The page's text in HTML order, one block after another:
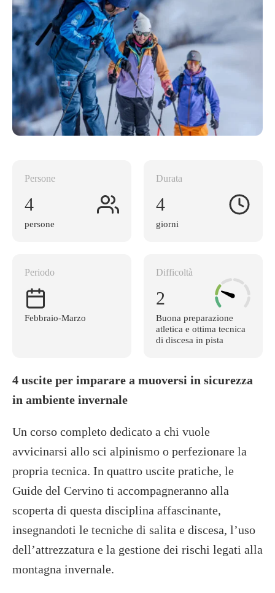
Persone
4
persone
Durata
4
giorni
Periodo
Febbraio-Marzo
Difficoltà
2
Buona preparazione
atletica e ottima tecnica
di discesa in pista
4 uscite per imparare a muoversi in sicurezza
in ambiente invernale
Un corso completo dedicato a chi vuole
avvicinarsi allo sci alpinismo o perfezionare la
propria tecnica. In quattro uscite pratiche, le
Guide del Cervino ti accompagneranno alla
scoperta di questa disciplina affascinante,
insegnandoti le tecniche di salita e discesa, l’uso
dell’attrezzatura e la gestione dei rischi legati alla
montagna invernale.